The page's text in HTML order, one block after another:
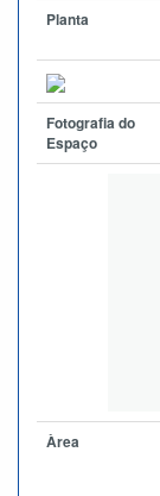
Planta
Fotografia do
Espaço
Àrea